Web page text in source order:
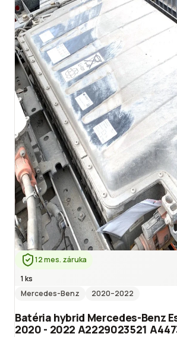
12 mes. záruka
1 ks
Mercedes-Benz
2020–2022
Batéria hybrid Mercedes-Benz
2020 - 2022 A2229023521